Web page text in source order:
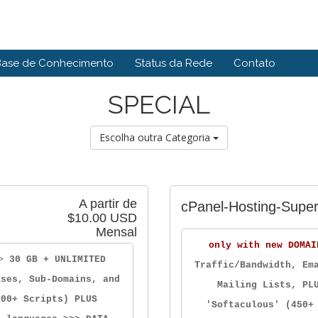
de Conhecimento Status da Rede Contato
SPECIAL
Escolha outra Categoria
A partir de
$10.00 USD
Mensal
30 GB + UNLIMITED
Sub-Domains, and
Scripts) PLUS
cPanel-Hosting-
only with new
Traffic/Bandwidth,
Mailing Lists,
'Softaculous' (450+